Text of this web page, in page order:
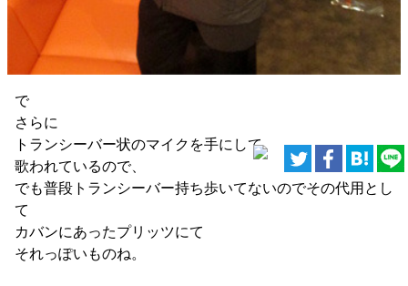
で
さらに
トランシーバー状のマイクを手にして
歌われているので、
でも普段トランシーバー持ち歩いてないのでその代用とし
て
カバンにあったプリッツにて
それっぽいものね。